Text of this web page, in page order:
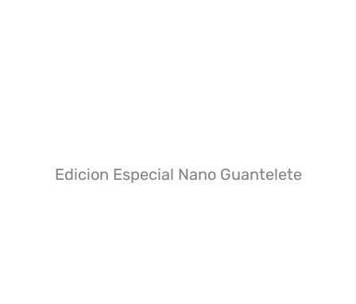
Edicion Especial Nano Guantelete